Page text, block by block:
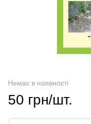
Немає в наявності
50 грн/шт.